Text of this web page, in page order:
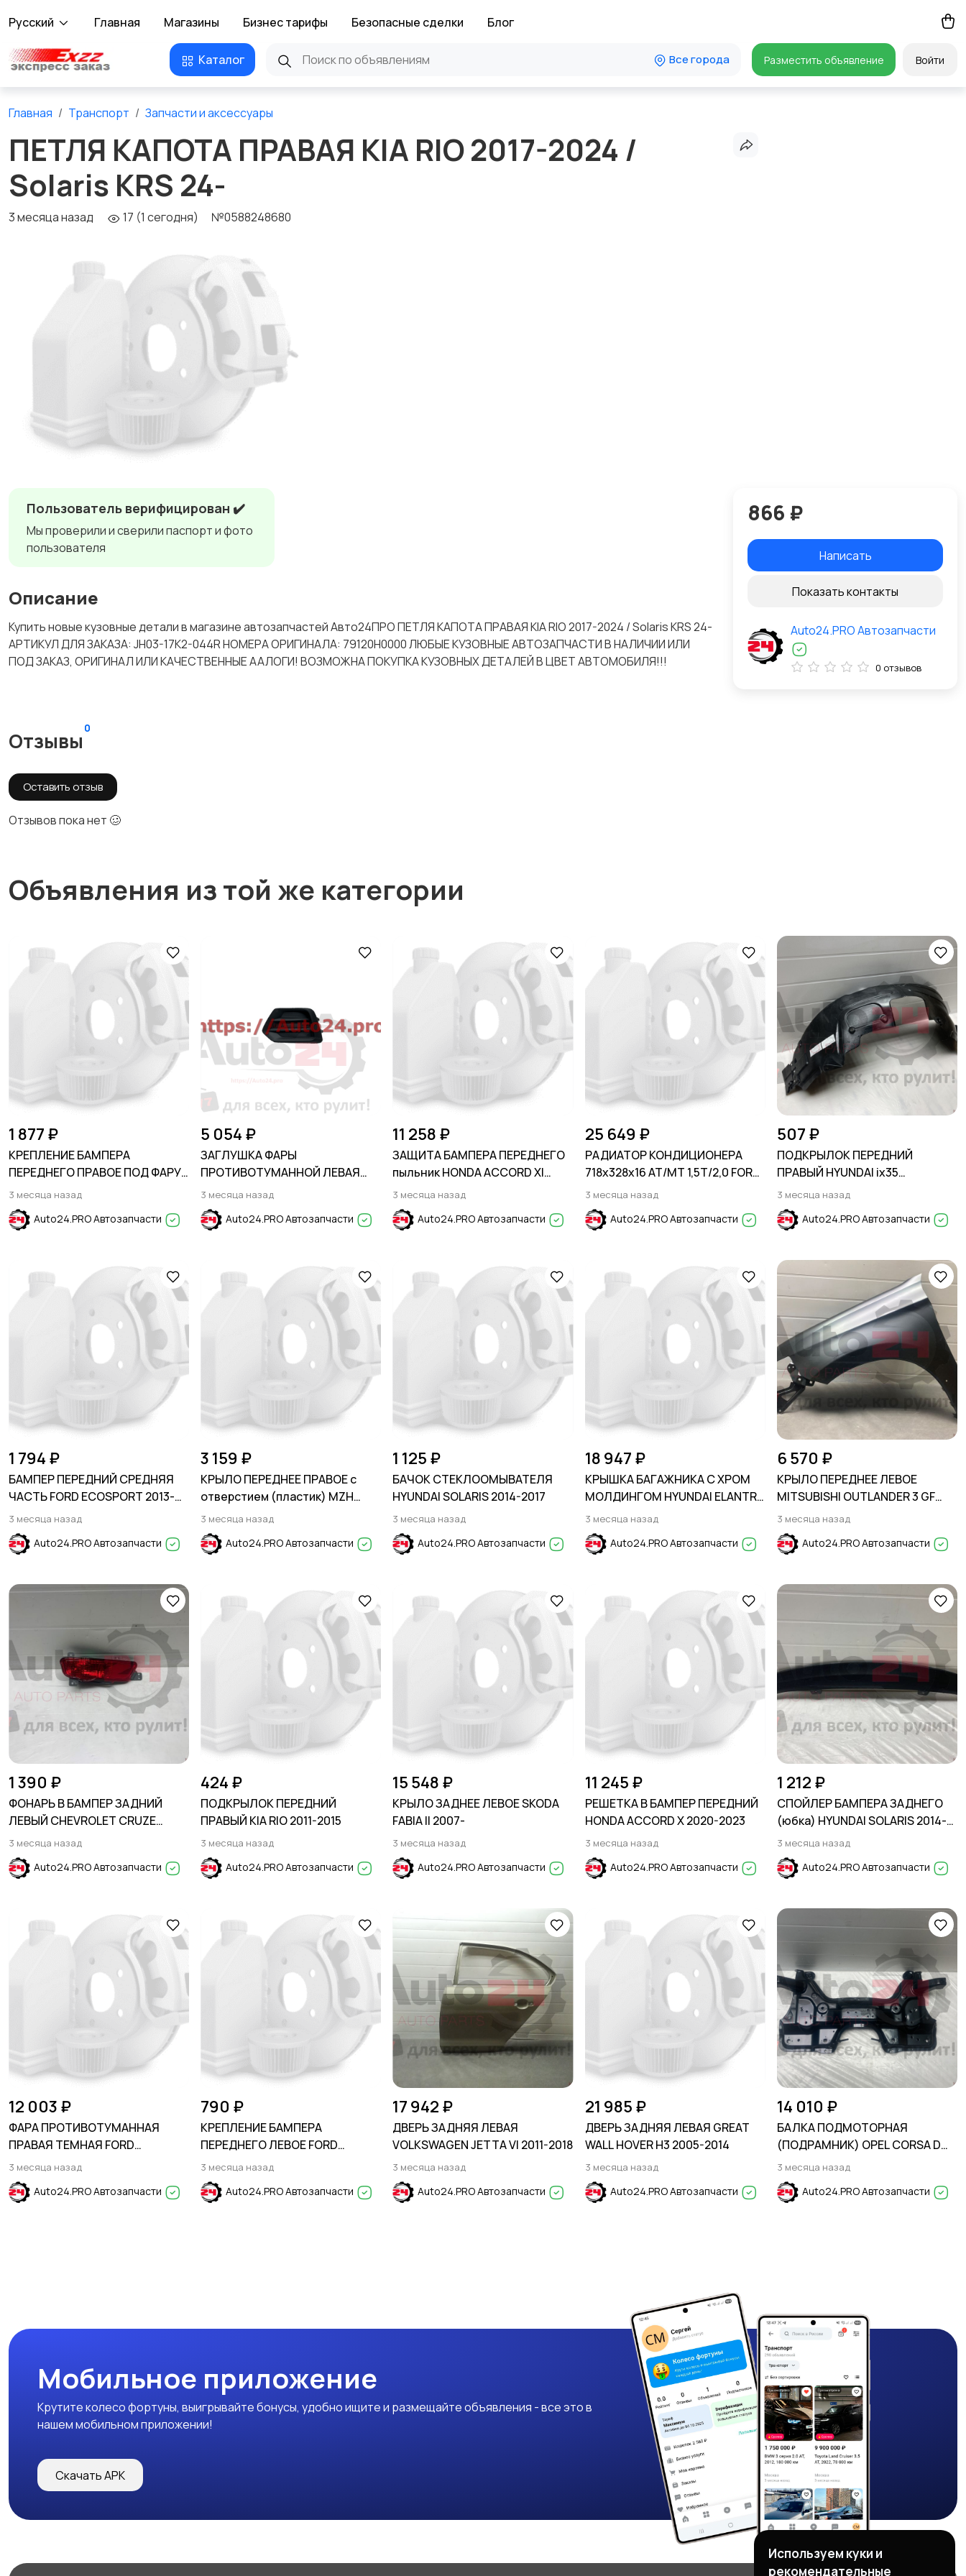
Русский Главная Магазины Бизнес тарифы Безопасные сделки Блог
Каталог Все города Разместить объявление Войти
Главная Транспорт Запчасти и аксессуары
ПЕТЛЯ КАПОТА ПРАВАЯ KIA RIO 2017-2024 /
Solaris KRS 24-
3 месяца назад 17 (1 сегодня) №0588248680
Пользователь верифицирован ✔️
Мы проверили и сверили паспорт и фото
пользователя
Описание
Купить новые кузовные детали в магазине автозапчастей Авто24ПРО ПЕТЛЯ КАПОТА ПРАВАЯ KIA RIO 2017-2024 / Solaris KRS 24-
АРТИКУЛ ДЛЯ ЗАКАЗА: JH03-17K2-044R НОМЕРА ОРИГИНАЛА: 79120H0000 ЛЮБЫЕ КУЗОВНЫЕ АВТОЗАПЧАСТИ В НАЛИЧИИ ИЛИ
ПОД ЗАКАЗ, ОРИГИНАЛ ИЛИ КАЧЕСТВЕННЫЕ ААЛОГИ! ВОЗМОЖНА ПОКУПКА КУЗОВНЫХ ДЕТАЛЕЙ В ЦВЕТ АВТОМОБИЛЯ!!!
Отзывы
0
Оставить отзыв
Отзывов пока нет 🥴
866 ₽
Написать
Показать контакты
Auto24.PRO Автозапчасти
0 отзывов
Объявления из той же категории
1 877 ₽
КРЕПЛЕНИЕ БАМПЕРА
ПЕРЕДНЕГО ПРАВОЕ ПОД ФАРУ
HONDA CR-V 2023-
3 месяца назад
Auto24.PRO Автозапчасти
5 054 ₽
ЗАГЛУШКА ФАРЫ
ПРОТИВОТУМАННОЙ ЛЕВАЯ
CHEVROLET TRAX 2017-
3 месяца назад
Auto24.PRO Автозапчасти
11 258 ₽
ЗАЩИТА БАМПЕРА ПЕРЕДНЕГО
пыльник HONDA ACCORD XI
2022-
3 месяца назад
Auto24.PRO Автозапчасти
25 649 ₽
РАДИАТОР КОНДИЦИОНЕРА
718x328x16 AT/MT 1,5T/2,0 FORD
BRONCO SPORT
2020-/MAVERICK 2023-
3 месяца назад
Auto24.PRO Автозапчасти
507 ₽
ПОДКРЫЛОК ПЕРЕДНИЙ
ПРАВЫЙ HYUNDAI ix35
2010-/HYUNDAI TUCSON 2010-
3 месяца назад
Auto24.PRO Автозапчасти
1 794 ₽
БАМПЕР ПЕРЕДНИЙ СРЕДНЯЯ
ЧАСТЬ FORD ECOSPORT 2013-
2019
3 месяца назад
Auto24.PRO Автозапчасти
3 159 ₽
КРЫЛО ПЕРЕДНЕЕ ПРАВОЕ с
отверстием (пластик) MZH
Phantom Black HYUNDAI SOLARIS
2011-2017
3 месяца назад
Auto24.PRO Автозапчасти
1 125 ₽
БАЧОК СТЕКЛООМЫВАТЕЛЯ
HYUNDAI SOLARIS 2014-2017
3 месяца назад
Auto24.PRO Автозапчасти
18 947 ₽
КРЫШКА БАГАЖНИКА С ХРОМ
МОЛДИНГОМ HYUNDAI ELANTRA
V (MD) 2010-2014 / AVANTE 2011-
3 месяца назад
Auto24.PRO Автозапчасти
6 570 ₽
КРЫЛО ПЕРЕДНЕЕ ЛЕВОЕ
MITSUBISHI OUTLANDER 3 GF
2015-2018
3 месяца назад
Auto24.PRO Автозапчасти
1 390 ₽
ФОНАРЬ В БАМПЕР ЗАДНИЙ
ЛЕВЫЙ CHEVROLET CRUZE
2009- (H/B)
3 месяца назад
Auto24.PRO Автозапчасти
424 ₽
ПОДКРЫЛОК ПЕРЕДНИЙ
ПРАВЫЙ KIA RIO 2011-2015
3 месяца назад
Auto24.PRO Автозапчасти
15 548 ₽
КРЫЛО ЗАДНЕЕ ЛЕВОЕ SKODA
FABIA II 2007-
3 месяца назад
Auto24.PRO Автозапчасти
11 245 ₽
РЕШЕТКА В БАМПЕР ПЕРЕДНИЙ
HONDA ACCORD X 2020-2023
3 месяца назад
Auto24.PRO Автозапчасти
1 212 ₽
СПОЙЛЕР БАМПЕРА ЗАДНЕГО
(юбка) HYUNDAI SOLARIS 2014-
2017
3 месяца назад
Auto24.PRO Автозапчасти
12 003 ₽
ФАРА ПРОТИВОТУМАННАЯ
ПРАВАЯ ТЕМНАЯ FORD
EXPLORER 2015-2019
3 месяца назад
Auto24.PRO Автозапчасти
790 ₽
КРЕПЛЕНИЕ БАМПЕРА
ПЕРЕДНЕГО ЛЕВОЕ FORD
EXPLORER 2015-2019
3 месяца назад
Auto24.PRO Автозапчасти
17 942 ₽
ДВЕРЬ ЗАДНЯЯ ЛЕВАЯ
VOLKSWAGEN JETTA VI 2011-2018
3 месяца назад
Auto24.PRO Автозапчасти
21 985 ₽
ДВЕРЬ ЗАДНЯЯ ЛЕВАЯ GREAT
WALL HOVER H3 2005-2014
3 месяца назад
Auto24.PRO Автозапчасти
14 010 ₽
БАЛКА ПОДМОТОРНАЯ
(ПОДРАМНИК) OPEL CORSA D
2006-2015
3 месяца назад
Auto24.PRO Автозапчасти
Мобильное приложение
Крутите колесо фортуны, выигрывайте бонусы, удобно ищите и размещайте объявления - все это в
нашем мобильном приложении!
Скачать APK
Используем куки и
рекомендательные